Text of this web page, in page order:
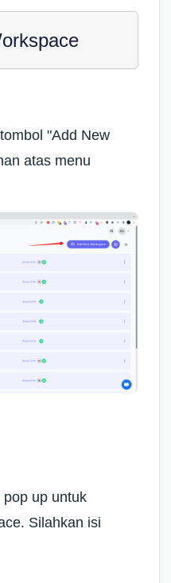
"Add New
atas menu
up untuk
Silahkan isi